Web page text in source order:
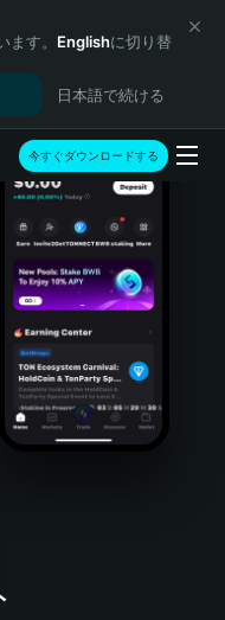
ます。 Englishに切り替
日本語で続ける
今すぐダウンロードする